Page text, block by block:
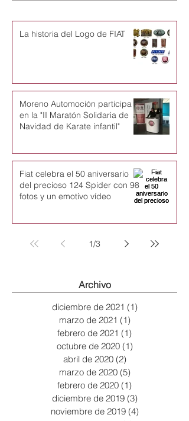
La historia del Logo de FIAT
Moreno Automoción participa
en la "II Maratón Solidaria de
Navidad de Karate infantil"
Fiat celebra el 50 aniversario
del precioso 124 Spider con 98
fotos y un emotivo vídeo
1/3
Archivo
diciembre de 2021 (1)1 entrada
marzo de 2021 (1)1 entrada
febrero de 2021 (1)
octubre de 2020 (1)1 entrada
abril de 2020 (2)2 entradas
marzo de 2020 (5)5 entradas
febrero de 2020 (1)
diciembre de 2019 (3)3 entradas
noviembre de 2019 (4)4 entradas